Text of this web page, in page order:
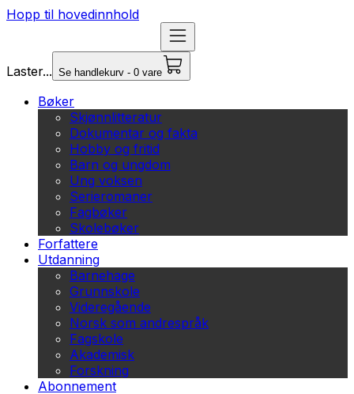
Hopp til hovedinnhold
Laster... Se handlekurv - 0 vare
Bøker
Skjønnlitteratur
Dokumentar og fakta
Hobby og fritid
Barn og ungdom
Ung voksen
Serieromaner
Fagbøker
Skolebøker
Forfattere
Utdanning
Barnehage
Grunnskole
Videregående
Norsk som andrespråk
Fagskole
Akademisk
Forskning
Abonnement